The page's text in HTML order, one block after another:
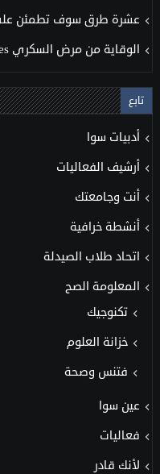
عشرة طرق سوف تطمئن
الوقاية من مرض السكري Diabetes
تابع
أدبيات سوا
أرشيف الفعاليات
أنت وجامعتك
أنشطة خرافية
اتحاد طلاب الصيدلة
المعلومة الصح
تكنوجيك
خزانة العلوم
فتنس وصحة
عين سوا
فعاليات
لأنك قادر